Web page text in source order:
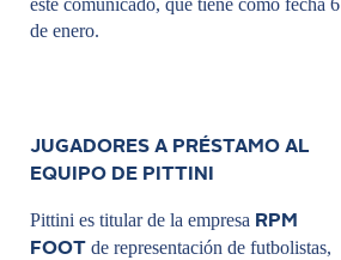
este comunicado, que tiene como fecha 6
de enero.
JUGADORES A PRÉSTAMO AL
EQUIPO DE PITTINI
Pittini es titular de la empresa RPM
FOOT de representación de futbolistas,